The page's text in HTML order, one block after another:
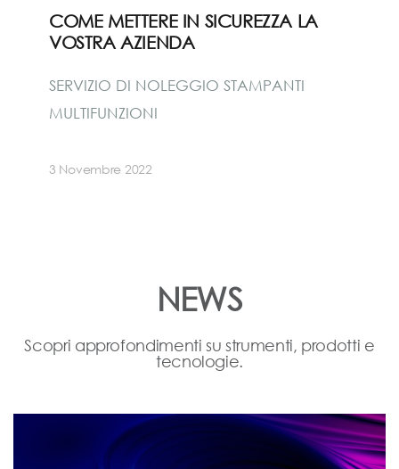
COME METTERE IN SICUREZZA LA
VOSTRA AZIENDA
SERVIZIO DI NOLEGGIO STAMPANTI
MULTIFUNZIONI
3 Novembre 2022
NEWS
Scopri approfondimenti su strumenti, prodotti e
tecnologie.